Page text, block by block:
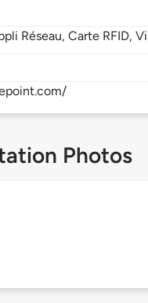
Réseau, Carte RFID,
Photos